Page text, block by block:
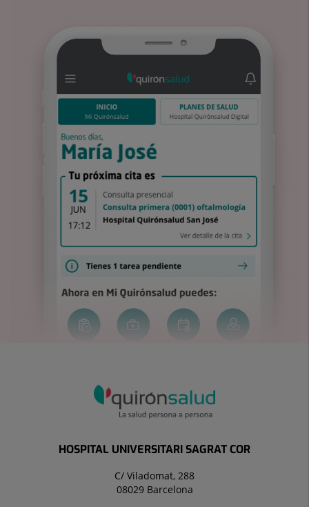
HOSPITAL UNIVERSITARI SAGRAT COR
C/ Viladomat, 288
08029 Barcelona